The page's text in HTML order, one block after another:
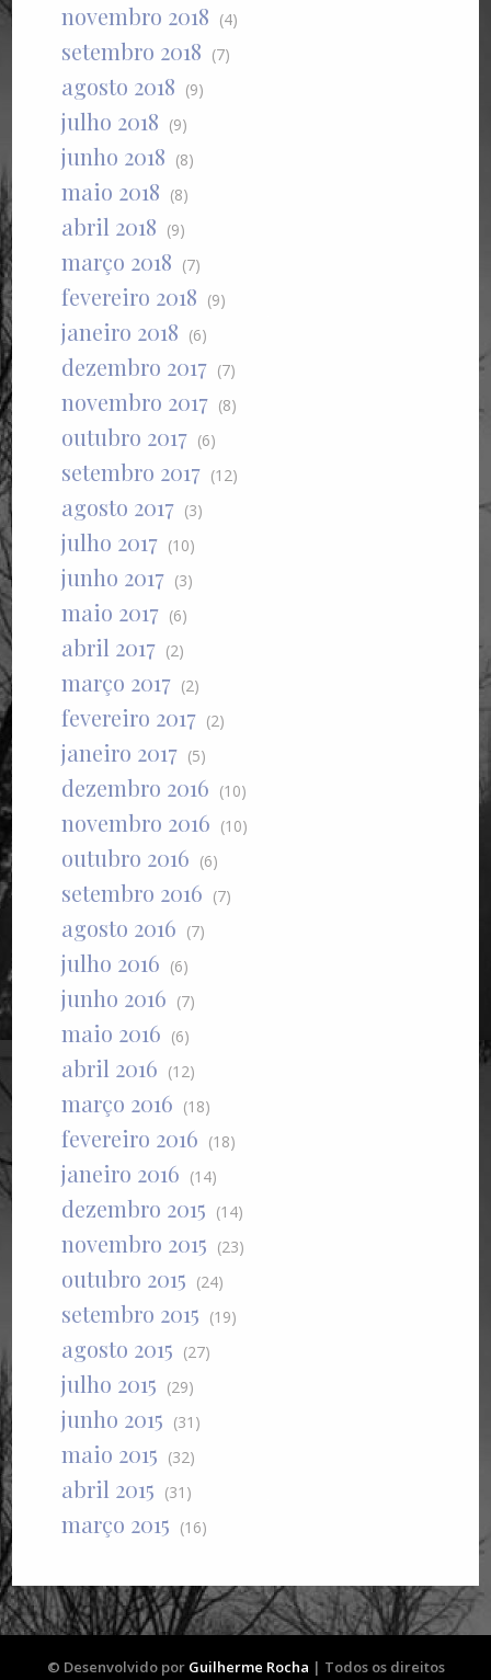
novembro 2018 (4)
setembro 2018 (7)
agosto 2018 (9)
julho 2018 (9)
junho 2018 (8)
maio 2018 (8)
abril 2018 (9)
março 2018 (7)
fevereiro 2018 (9)
janeiro 2018 (6)
dezembro 2017 (7)
novembro 2017 (8)
outubro 2017 (6)
setembro 2017 (12)
agosto 2017 (3)
julho 2017 (10)
junho 2017 (3)
maio 2017 (6)
abril 2017 (2)
março 2017 (2)
fevereiro 2017 (2)
janeiro 2017 (5)
dezembro 2016 (10)
novembro 2016 (10)
outubro 2016 (6)
setembro 2016 (7)
agosto 2016 (7)
julho 2016 (6)
junho 2016 (7)
maio 2016 (6)
abril 2016 (12)
março 2016 (18)
fevereiro 2016 (18)
janeiro 2016 (14)
dezembro 2015 (14)
novembro 2015 (23)
outubro 2015 (24)
setembro 2015 (19)
agosto 2015 (27)
julho 2015 (29)
junho 2015 (31)
maio 2015 (32)
abril 2015 (31)
março 2015 (16)
© Desenvolvido por Guilherme Rocha | Todos os direitos